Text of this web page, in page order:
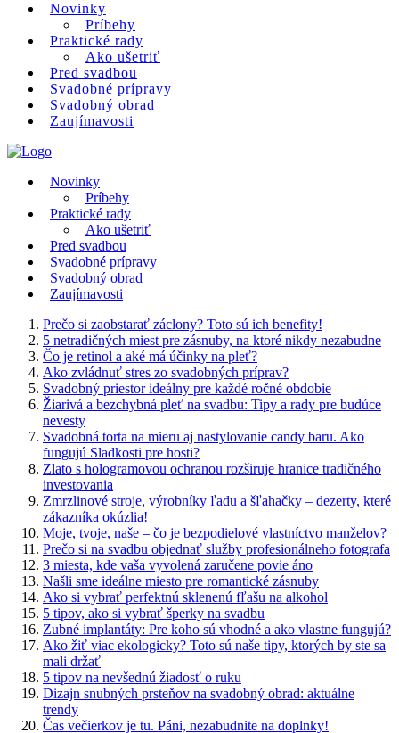
Novinky
Príbehy
Praktické rady
Ako ušetriť
Pred svadbou
Svadobné prípravy
Svadobný obrad
Zaujímavosti
Novinky
Príbehy
Praktické rady
Ako ušetriť
Pred svadbou
Svadobné prípravy
Svadobný obrad
Zaujímavosti
Prečo si zaobstarať záclony? Toto sú ich benefity!
5 netradičných miest pre zásnuby, na ktoré nikdy nezabudne
Čo je retinol a aké má účinky na pleť?
Ako zvládnuť stres zo svadobných príprav?
Svadobný priestor ideálny pre každé ročné obdobie
Žiarivá a bezchybná pleť na svadbu: Tipy a rady pre budúce
nevesty
Svadobná torta na mieru aj nastylovanie candy baru. Ako
fungujú Sladkosti pre hosti?
Zlato s hologramovou ochranou rozširuje hranice tradičného
investovania
Zmrzlinové stroje, výrobníky ľadu a šľahačky – dezerty, které
zákazníka okúzlia!
Moje, tvoje, naše – čo je bezpodielové vlastníctvo manželov?
Prečo si na svadbu objednať služby profesionálneho fotografa
3 miesta, kde vaša vyvolená zaručene povie áno
Našli sme ideálne miesto pre romantické zásnuby
Ako si vybrať perfektnú sklenenú fľašu na alkohol
5 tipov, ako si vybrať šperky na svadbu
Zubné implantáty: Pre koho sú vhodné a ako vlastne fungujú?
Ako žiť viac ekologicky? Toto sú naše tipy, ktorých by ste sa
mali držať
5 tipov na nevšednú žiadosť o ruku
Dizajn snubných prsteňov na svadobný obrad: aktuálne
trendy
Čas večierkov je tu. Páni, nezabudnite na doplnky!